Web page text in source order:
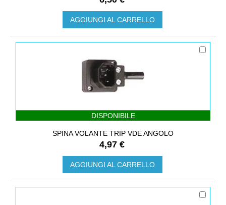
AGGIUNGI AL CARRELLO
DISPONIBILE
SPINA VOLANTE TRIP VDE ANGOLO
4,97 €
AGGIUNGI AL CARRELLO